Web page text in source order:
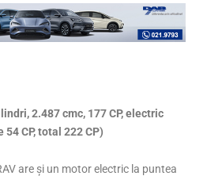
2.487 cmc, 177 CP, electric
CP, total 222 CP)
are și un motor electric la puntea
,Page
,Page
,Page
,Page
,Page
,Page
,Page
,Page
,Page